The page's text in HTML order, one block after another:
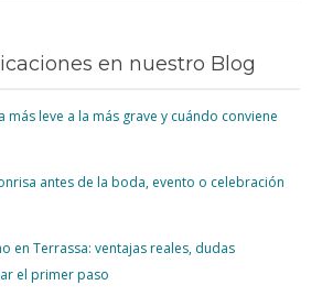
en nuestro Blog
más leve a la más grave y cuándo conviene
antes de la boda, evento o celebración
en Terrassa: ventajas reales, dudas
el primer paso